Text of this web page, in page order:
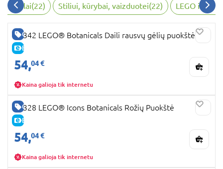
žaislai(22) Stiliui, kūrybai, vaizduotei(22) LEGO ir
GERA KAINA
E-KAINA
10342 LEGO® Botanicals Daili rausvų gėlių puokštė
54,04 €
Kaina galioja tik internetu
GERA KAINA
E-KAINA
10328 LEGO® Icons Botanicals Rožių Puokštė
54,04 €
Kaina galioja tik internetu